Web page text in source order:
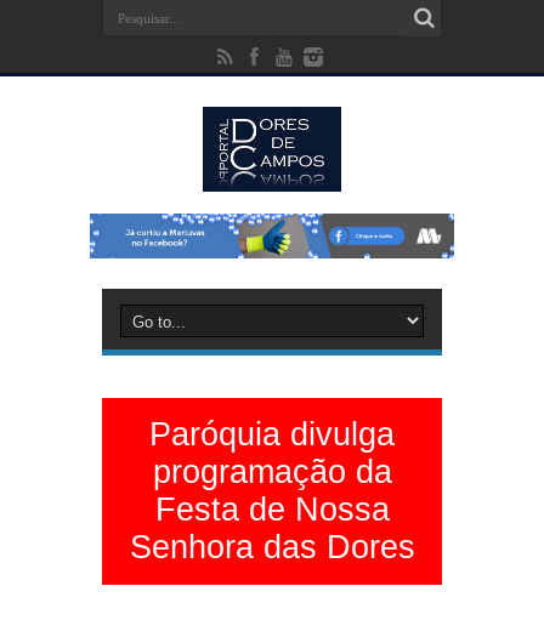
Paróquia divulga
programação da
Festa de Nossa
Senhora das Dores